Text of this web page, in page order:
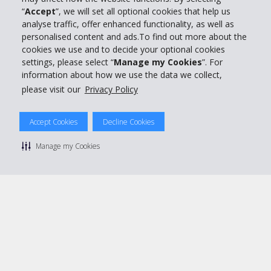
“Accept”, we will set all optional cookies that help us
analyse traffic, offer enhanced functionality, as well as
personalised content and ads.To find out more about the
cookies we use and to decide your optional cookies
settings, please select “Manage my Cookies”. For
information about how we use the data we collect,
please visit our Privacy Policy
Accept Cookies Decline Cookies
Manage my Cookies
Support client
Réserver avec Hertz
Politique de confidentialité
Conditions de location
Gérer mes cookies